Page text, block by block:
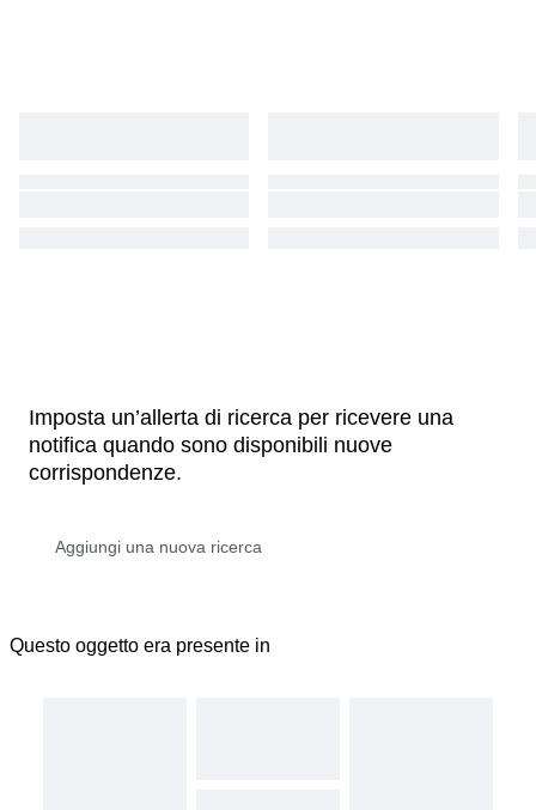
Imposta un’allerta di ricerca per ricevere una
notifica quando sono disponibili nuove
corrispondenze.
Questo oggetto era presente in